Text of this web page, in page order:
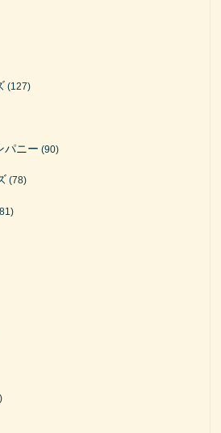
(127)
パニー (90)
(78)